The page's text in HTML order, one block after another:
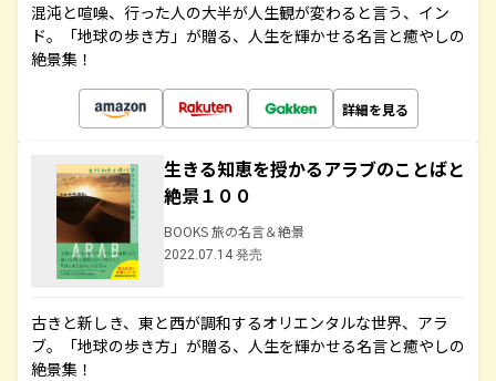
混沌と喧噪、行った人の大半が人生観が変わると言う、イン
ド。「地球の歩き方」が贈る、人生を輝かせる名言と癒やしの
絶景集！
詳細を見る
生きる知恵を授かるアラブのことばと
絶景１００
BOOKS 旅の名言＆絶景
2022.07.14 発売
古きと新しき、東と西が調和するオリエンタルな世界、アラ
ブ。「地球の歩き方」が贈る、人生を輝かせる名言と癒やしの
絶景集！